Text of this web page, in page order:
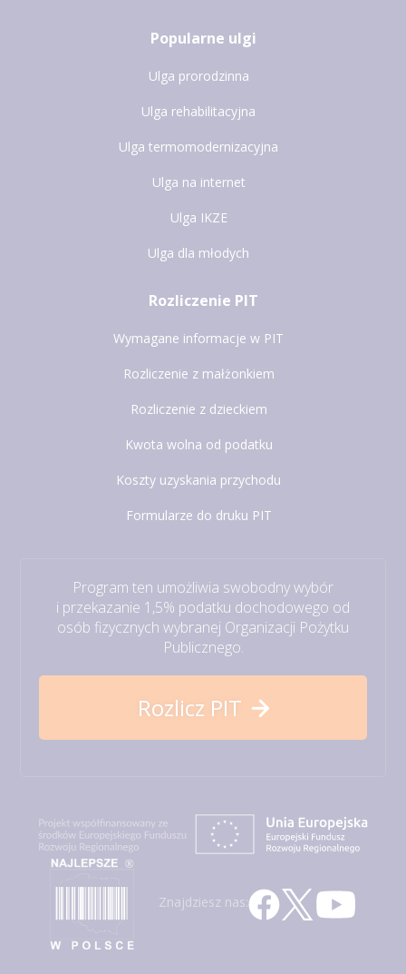
Popularne ulgi
Ulga prorodzinna
Ulga rehabilitacyjna
Ulga termomodernizacyjna
Ulga na internet
Ulga IKZE
Ulga dla młodych
Rozliczenie PIT
Wymagane informacje w PIT
Rozliczenie z małżonkiem
Rozliczenie z dzieckiem
Kwota wolna od podatku
Koszty uzyskania przychodu
Formularze do druku PIT
Program ten umożliwia swobodny wybór
i przekazanie 1,5% podatku dochodowego od
osób fizycznych wybranej Organizacji Pożytku
Publicznego.
Rozlicz PIT
Znajdziesz nas: